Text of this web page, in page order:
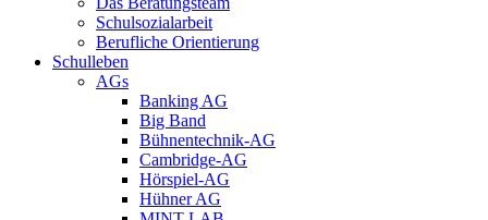
Schulsozialarbeit
Berufliche Orientierung
Schulleben
AGs
Banking AG
Big Band
Bühnentechnik-AG
Cambridge-AG
Hörspiel-AG
Hühner AG